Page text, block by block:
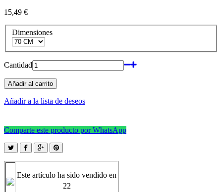
15,49 €
Dimensiones
Cantidad
Añadir al carrito
Añadir a la lista de deseos
Comparte este producto por WhatsApp
Este artículo ha sido vendido en
22